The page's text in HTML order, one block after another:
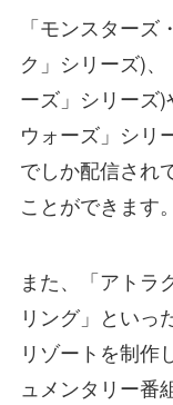
「モンスター
ク」シリーズ)
ーズ」シリーズ)
ウォーズ」シリ
でしか配信され
ことができます。
また、「アトラ
リング」といっ
リゾートを制作
ュメンタリー番